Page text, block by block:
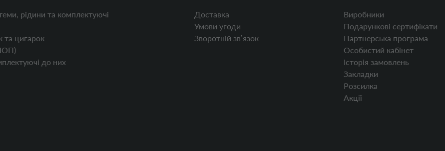
рідини та комплектуючі
та цигарок
до них
Доставка
Умови угоди
Зворотній звʼязок
Виробники
Подарункові сертифікати
Партнерська програма
Особистий кабінет
Історія замовлень
Закладки
Розсилка
Акції